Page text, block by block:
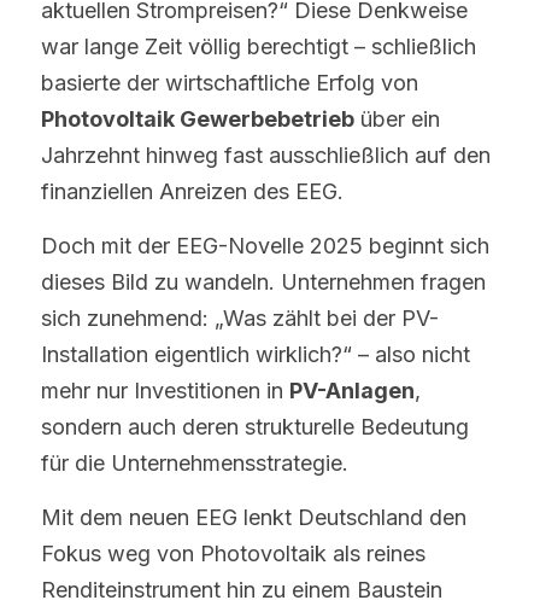
aktuellen Strompreisen?“ Diese Denkweise
war lange Zeit völlig berechtigt – schließlich
Photovoltaik Gewerbebetrieb über ein
Jahrzehnt hinweg fast ausschließlich auf den
finanziellen Anreizen des EEG.
Doch mit der EEG-Novelle 2025 beginnt sich
dieses Bild zu wandeln. Unternehmen fragen
sich zunehmend: „Was zählt bei der PV-
Installation eigentlich wirklich?“ – also nicht
mehr nur Investitionen in PV-Anlagen,
sondern auch deren strukturelle Bedeutung
für die Unternehmensstrategie.
Mit dem neuen EEG lenkt Deutschland den
Fokus weg von Photovoltaik als reines
Renditeinstrument hin zu einem Baustein